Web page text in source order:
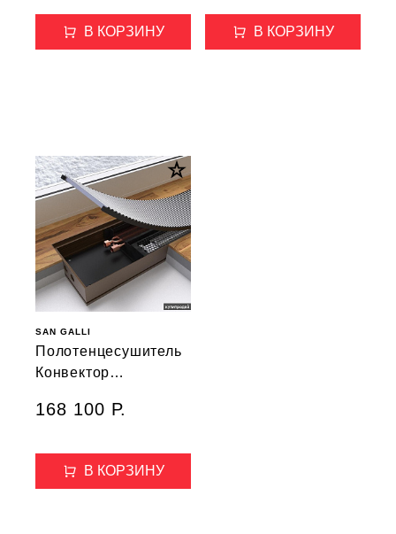
В КОРЗИНУ В КОРЗИНУ
SAN GALLI
Полотенцесушитель
Конвектор
90/260/1150*
168 100 Р.
В КОРЗИНУ